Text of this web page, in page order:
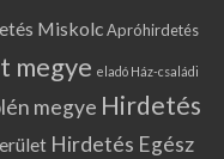
MiskolcApróhirdetés
megye eladó Ház-családi
megye Hirdetés
Hirdetés Egész